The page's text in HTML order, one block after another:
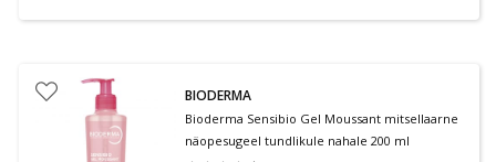
BIODERMA
Bioderma Sensibio Gel Moussant mitsellaarne
näopesugeel tundlikule nahale 200 ml